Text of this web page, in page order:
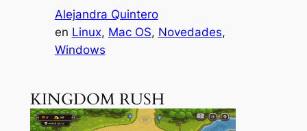
Alejandra Quintero
en Linux, Mac OS, Novedades
Windows
KINGDOM RUSH